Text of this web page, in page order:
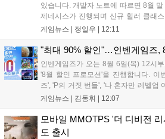
있습니다. 개발자 노트에 따르면 8월
제네시스가 진행되며 신규 힐러 클래
등이 예고되었습니다. 또한 8일에는 신
다....
게임뉴스 | 정일우 12:11
"최대 90% 할인"…인벤게임즈,
인벤게임즈가 오는 8월 6일(목) 12시
'8월 할인 프로모션'을 진행합니다. 이
즈', 'P의 거짓 번들', '나 혼자만 레벨업
'아랑전설 시티 오브 더 울브스', '팰월
론 네이버페이 포인트 추가 적립 혜택
공식 네이버 스마트 스토어에서 확인 가
게임뉴스 | 김동휘 12:07
모바일 MMOTPS '더 디비전
도 출시